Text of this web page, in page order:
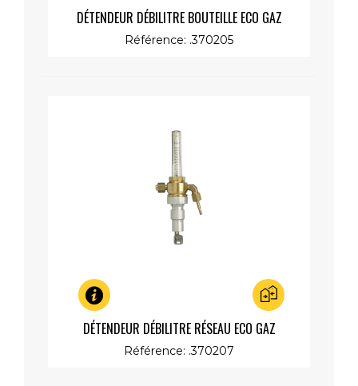
Aperçu rapide
DÉTENDEUR DÉBILITRE BOUTEILLE ECO GAZ
Référence: .370205
Aperçu rapide
DÉTENDEUR DÉBILITRE RÉSEAU ECO GAZ
Référence: .370207